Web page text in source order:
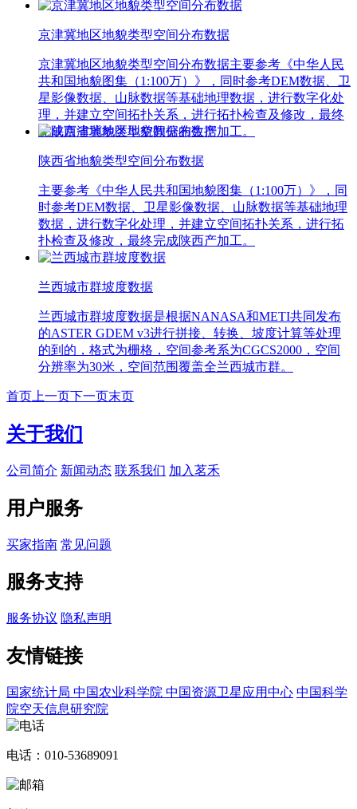
京津冀地区地貌类型空间分布数据
京津冀地区地貌类型空间分布数据主要参考《中华人民
共和国地貌图集（1:100万）》，同时参考DEM数据、卫
星影像数据、山脉数据等基础地理数据，进行数字化处
理，并建立空间拓扑关系，进行拓扑检查及修改，最终
完成京津冀地区地貌数据的生产加工。
陕西省地貌类型空间分布数据
主要参考《中华人民共和国地貌图集（1:100万）》，同
时参考DEM数据、卫星影像数据、山脉数据等基础地理
数据，进行数字化处理，并建立空间拓扑关系，进行拓
扑检查及修改，最终完成陕西产加工。
兰西城市群坡度数据
兰西城市群坡度数据是根据NANASA和METI共同发布
的ASTER GDEM v3进行拼接、转换、坡度计算等处理
的到的，格式为栅格，空间参考系为CGCS2000，空间
分辨率为30米，空间范围覆盖全兰西城市群。
首页 上一页下一页末页
关于我们
公司简介 新闻动态 联系我们 加入茗禾
用户服务
买家指南 常见问题
服务支持
服务协议 隐私声明
友情链接
国家统计局 中国农业科学院 中国资源卫星应用中心 中国科学
院空天信息研究院
电话：010-53689091